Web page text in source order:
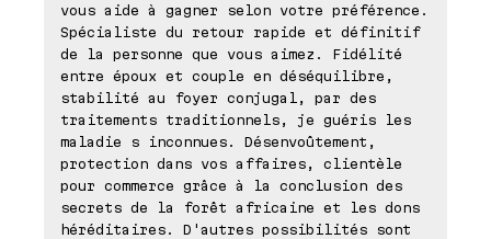
vous aide à gagner selon votre préférence.
Spécialiste du retour rapide et définitif
de la personne que vous aimez. Fidélité
entre époux et couple en déséquilibre,
stabilité au foyer conjugal, par des
traitements traditionnels, je guéris les
maladie s inconnues. Désenvoûtement,
protection dans vos affaires, clientèle
pour commerce grâce à la conclusion des
secrets de la forêt africaine et les dons
héréditaires. D'autres possibilités sont